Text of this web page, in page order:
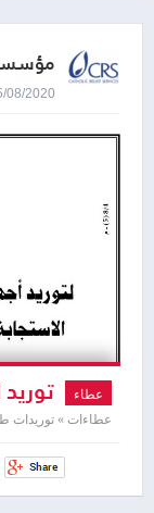
مؤسسة
05/08/2020 11:48
عطاء
عطاءات » توريدات